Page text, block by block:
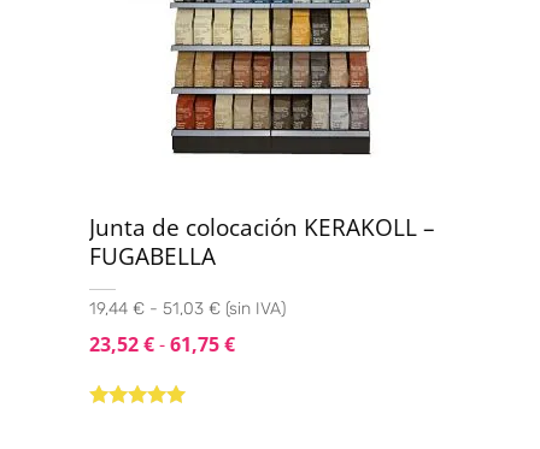
Junta de colocación KERAKOLL –
FUGABELLA
19,44 € - 51,03 € (sin IVA)
23,52€-61,75€